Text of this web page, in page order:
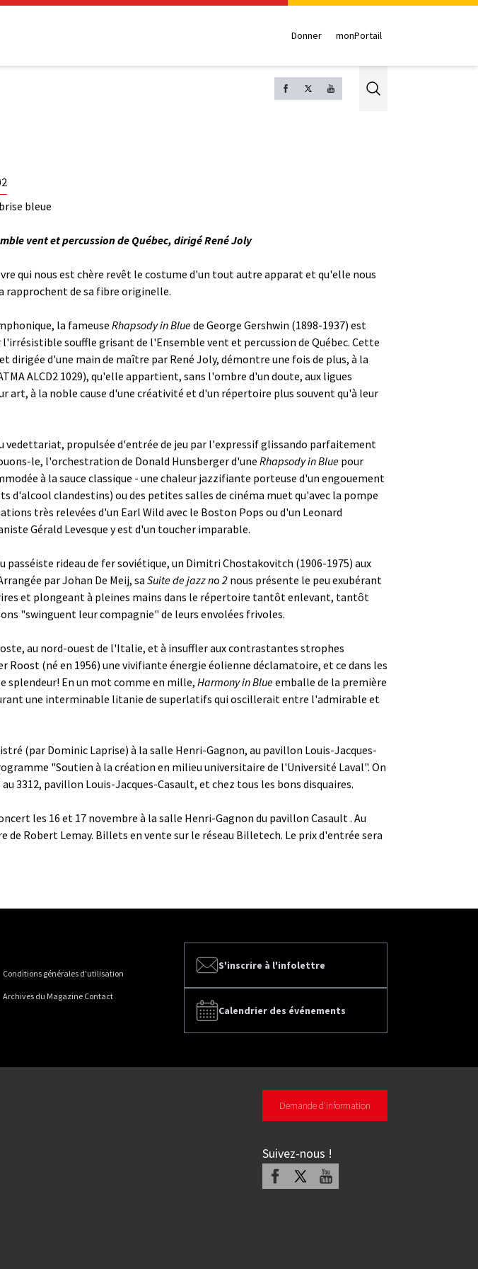
Donner monPortail
Search
bleue
vent et percussion de Québec, dirigé René Joly
qui nous est chère revêt le costume d'un tout autre apparat et qu'elle nous
rapprochent de sa fibre originelle.
la fameuse Rhapsody in Bluede George Gershwin (1898-1937) est
souffle grisant de l'Ensemble vent et percussion de Québec. Cette
dirigée d'une main de maître par René Joly, démontre une fois de plus, à la
ALCD2 1029), qu'elle appartient, sans l'ombre d'un doute, aux ligues
art, à la noble cause d'une créativité et d'un répertoire plus souvent qu'à leur
vedettariat, propulsée d'entrée de jeu par l'expressif glissando parfaitement
le, l'orchestration de Donald Hunsberger d'une Rhapsody in Blue pour
à la sauce classique - une chaleur jazzifiante porteuse d'un engouement
d'alcool clandestins) ou des petites salles de cinéma muet qu'avec la pompe
très relevées d'un Earl Wild avec le Boston Pops ou d'un Leonard
Gérald Levesque y est d'un toucher imparable.
rideau de fer soviétique, un Dimitri Chostakovitch (1906-1975) aux
par Johan De Meij, sa Suite de jazz no 2 nous présente le peu exubérant
et plongeant à pleines mains dans le répertoire tantôt enlevant, tantôt
"swinguent leur compagnie" de leurs envolées frivoles.
au nord-ouest de l'Italie, et à insuffler aux contrastantes strophes
Roost (né en 1956) une vivifiante énergie éolienne déclamatoire, et ce dans les
splendeur! En un mot comme en mille, Harmony in Blueemballe de la première
une interminable litanie de superlatifs qui oscillerait entre l'admirable et
(par Dominic Laprise) à la salle Henri-Gagnon, au pavillon Louis-Jacques-
"Soutien à la création en milieu universitaire de l'Université Laval". On
3312, pavillon Louis-Jacques-Casault, et chez tous les bons disquaires.
les 16 et 17 novembre à la salle Henri-Gagnon du pavillon Casault . Au
de Robert Lemay. Billets en vente sur le réseau Billetech. Le prix d'entrée sera
S'inscrire à l'infolettre
Calendrier des événements
Conditions générales d'utilisation
Archives du Magazine Contact
Demande d'information
Suivez-nous !
Facebook Youtube